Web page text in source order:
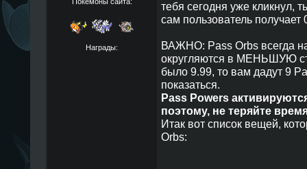
Награды:
тебя сегодня уже кликнул,
сам пользователь получает
ВАЖНО: Pass Orbs всегда
округляются в МЕНЬШУЮ
было 9.99, то вам дадут 9
показаться.
Pass Powers
поэтому, не теряйте
Итак вот список вещей,
Orbs: